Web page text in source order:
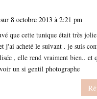
sur 8 octobre 2013 à 2:21 pm
que cette tunique était très
j'ai acheté le suivant . je suis
, elle rend vraiment bien.. et
un si gentil photographe